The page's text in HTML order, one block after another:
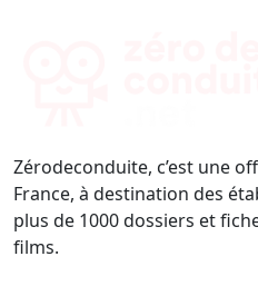
Zérodeconduite, c’est une
France, à destination des
plus de 1000 dossiers et
films.